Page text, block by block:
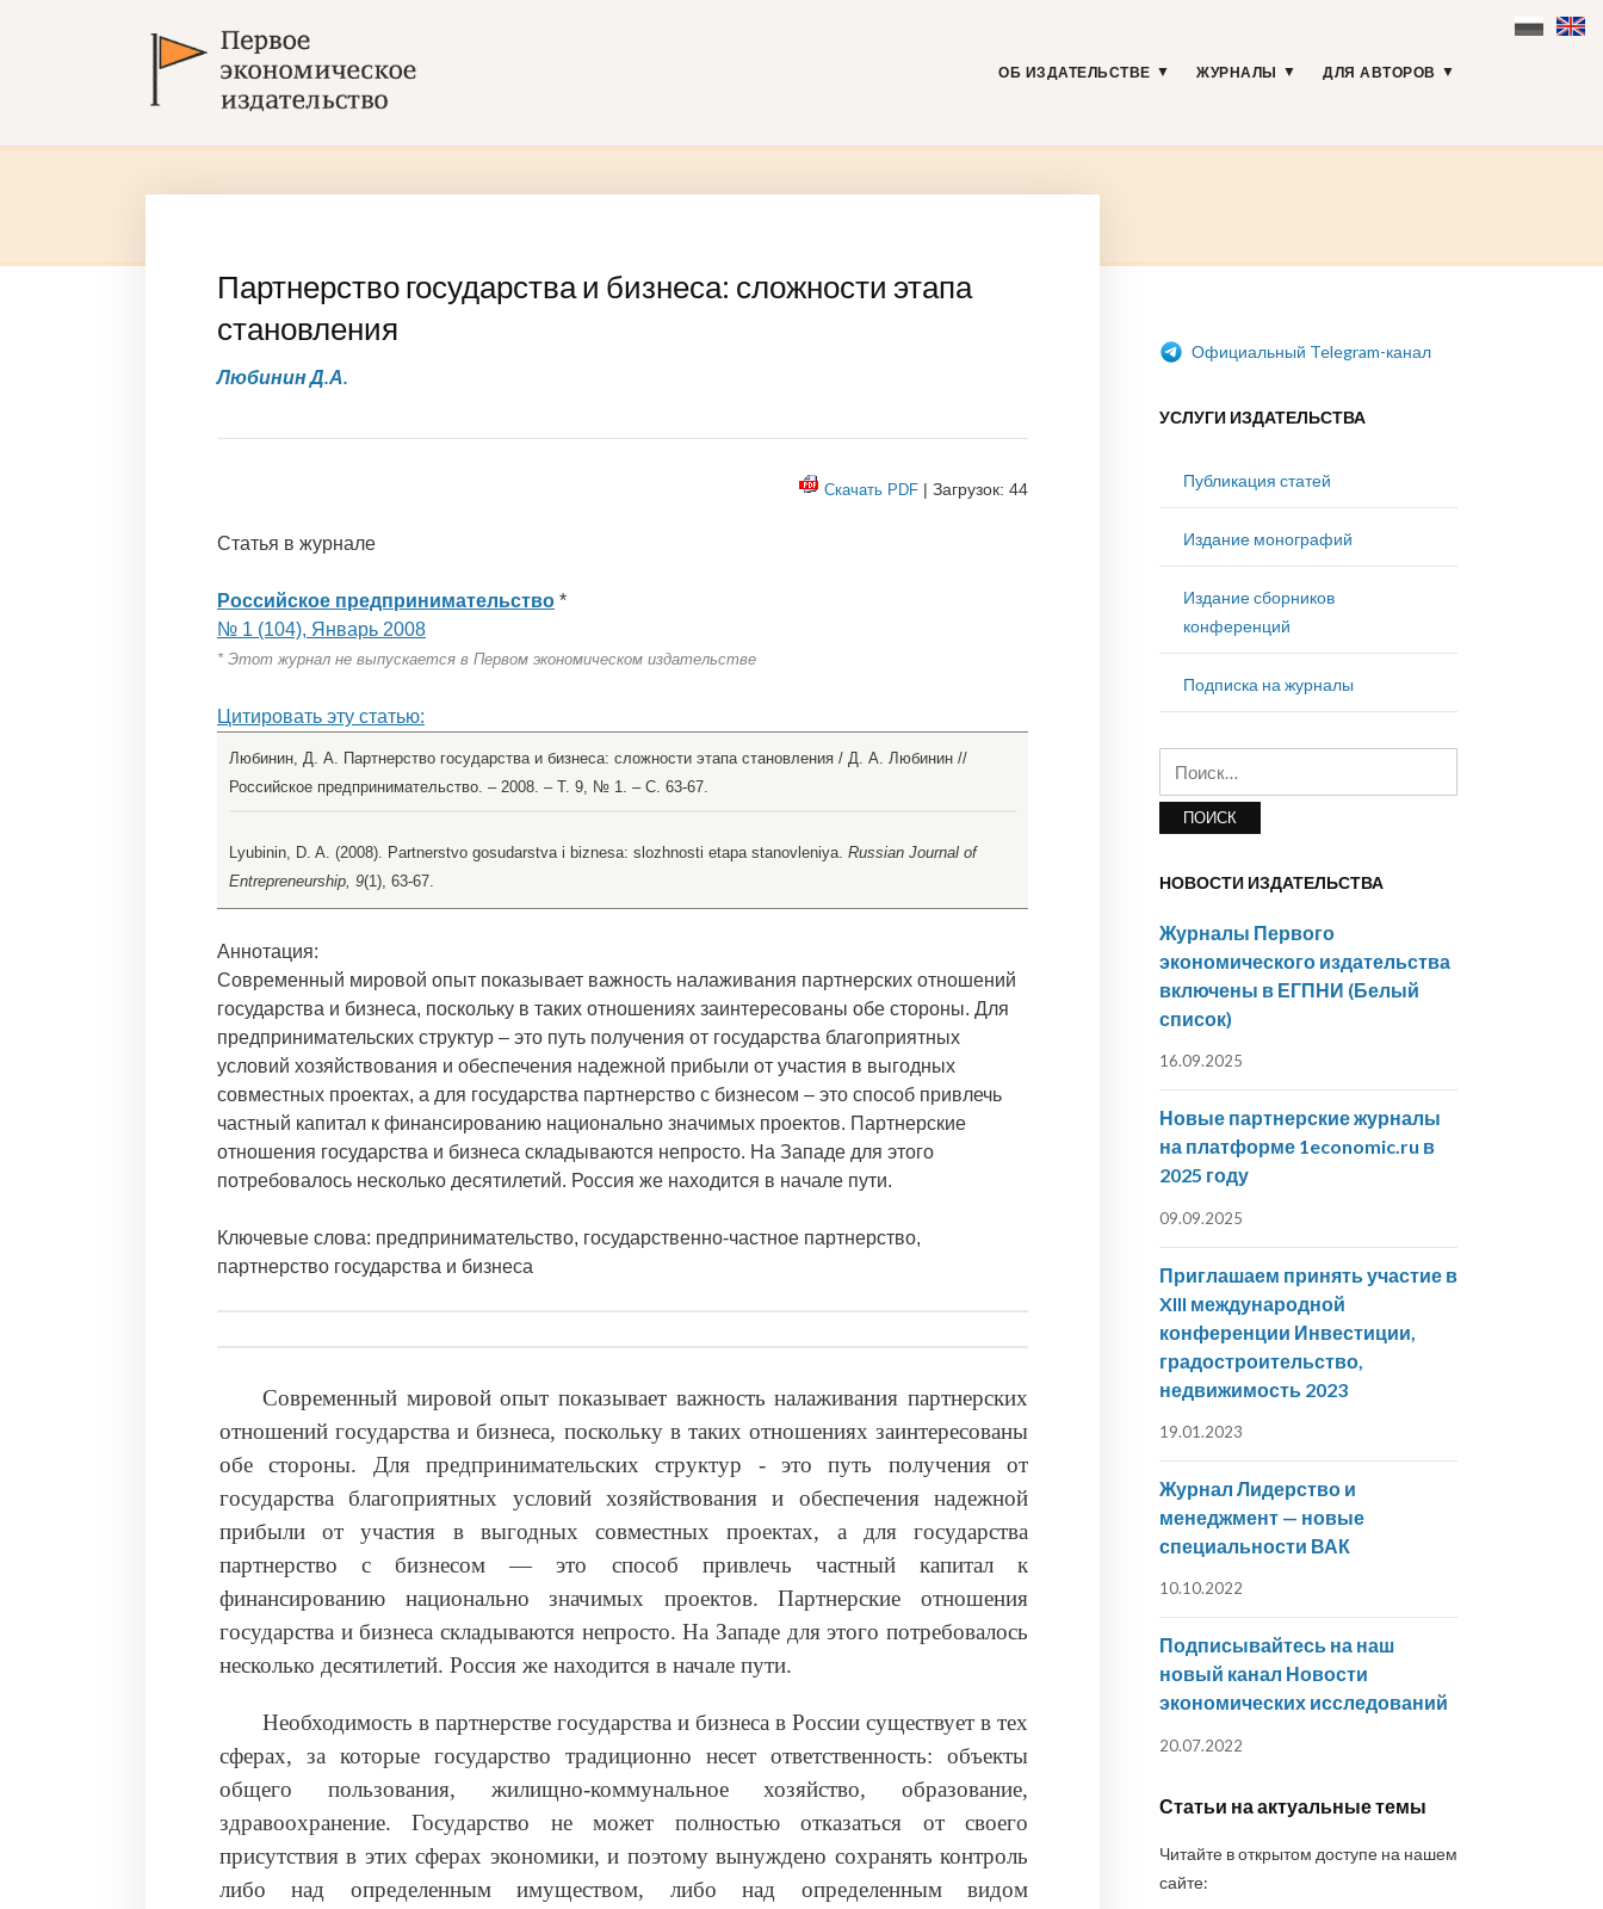
ОБ ИЗДАТЕЛЬСТВЕ ЖУРНАЛЫ ДЛЯ АВТОРОВ
Партнерство государства и бизнеса: сложности этапа
становления
Любинин Д.А.
Скачать PDF | Загрузок: 44
Статья в журнале
Российское предпринимательство *
№ 1 (104), Январь 2008
* Этот журнал не выпускается в Первом экономическом издательстве
Цитировать эту статью:
Любинин, Д. А. Партнерство государства и бизнеса: сложности этапа становления / Д. А. Любинин //
Российское предпринимательство. – 2008. – Т. 9, № 1. – С. 63-67.
Lyubinin, D. A. (2008). Partnerstvo gosudarstva i biznesa: slozhnosti etapa stanovleniya. Russian Journal of
Entrepreneurship, 9(1), 63-67.
Аннотация:
Современный мировой опыт показывает важность налаживания партнерских отношений
государства и бизнеса, поскольку в таких отношениях заинтересованы обе стороны. Для
предпринимательских структур – это путь получения от государства благоприятных
условий хозяйствования и обеспечения надежной прибыли от участия в выгодных
совместных проектах, а для государства партнерство с бизнесом – это способ привлечь
частный капитал к финансированию национально значимых проектов. Партнерские
отношения государства и бизнеса складываются непросто. На Западе для этого
потребовалось несколько десятилетий. Россия же находится в начале пути.
Ключевые слова: предпринимательство, государственно-частное партнерство,
партнерство государства и бизнеса
Современный мировой опыт показывает важность налаживания партнерских
отношений государства и бизнеса, поскольку в таких отношениях заинтересованы
обе стороны. Для предпринимательских структур - это путь получения от
государства благоприятных условий хозяйствования и обеспечения надежной
прибыли от участия в выгодных совместных проектах, а для государства
партнерство с бизнесом — это способ привлечь частный капитал к
финансированию национально значимых проектов. Партнерские отношения
государства и бизнеса складываются непросто. На Западе для этого потребовалось
несколько десятилетий. Россия же находится в начале пути.
Необходимость в партнерстве государства и бизнеса в России существует в тех
сферах, за которые государство традици­онно несет ответственность: объекты
общего пользования, жилищно-коммунальное хозяйство, образование,
здравоохранение. Государство не может полностью отказаться от своего
присутствия в этих сферах экономики, и поэтому вынуждено сохра­нять контроль
либо над определенным имуществом, либо над определенным видом
Официальный Telegram-канал
УСЛУГИ ИЗДАТЕЛЬСТВА
Публикация статей
Издание монографий
Издание сборников
конференций
Подписка на журналы
НОВОСТИ ИЗДАТЕЛЬСТВА
Журналы Первого
экономического издательства
включены в ЕГПНИ (Белый
список)
16.09.2025
Новые партнерские журналы
на платформе 1economic.ru в
2025 году
09.09.2025
Приглашаем принять участие в
XIII международной
конференции Инвестиции,
градостроительство,
недвижимость 2023
19.01.2023
Журнал Лидерство и
менеджмент — новые
специальности ВАК
10.10.2022
Подписывайтесь на наш
новый канал Новости
экономических исследований
20.07.2022
Статьи на актуальные темы
Читайте в открытом доступе на нашем
сайте: